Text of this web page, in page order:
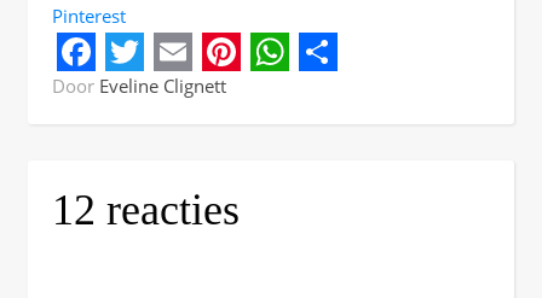
Pinterest
Facebook
Twitter
EmailPinterest
Door Eveline Clignett
12 reacties